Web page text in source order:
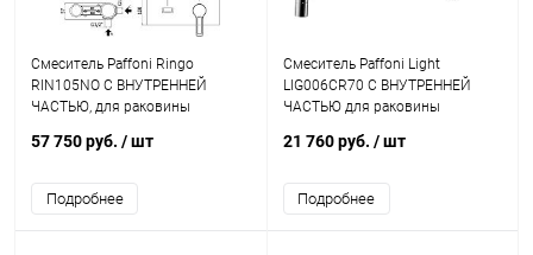
Смеситель Paffoni Ringo
RIN105NO С ВНУТРЕННЕЙ
ЧАСТЬЮ, для раковины
57 750 руб. / шт
Подробнее
Смеситель Paffoni Light
LIG006CR70 С ВНУТРЕННЕЙ
ЧАСТЬЮ для раковины
21 760 руб. / шт
Подробнее